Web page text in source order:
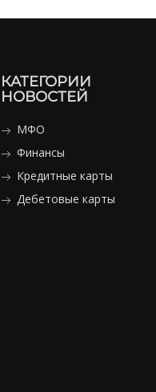
КАТЕГОРИИ
НОВОСТЕЙ
МФО
Финансы
Кредитные карты
Дебетовые карты